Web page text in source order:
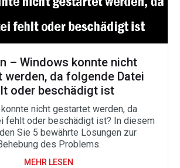
– Windows konnte nicht
werden, da folgende Datei
oder beschädigt ist
nicht gestartet werden, da
fehlt oder beschädigt ist? In diesem
Sie 5 bewährte Lösungen zur
des Problems.
MEHR LESEN